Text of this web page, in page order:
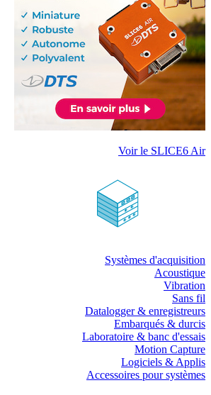
Voir le SLICE6 Air
Systèmes d'acquisition
Acoustique
Vibration
Sans fil
Datalogger & enregistreurs
Embarqués & durcis
Laboratoire & banc d'essais
Motion Capture
Logiciels & Applis
Accessoires pour systèmes